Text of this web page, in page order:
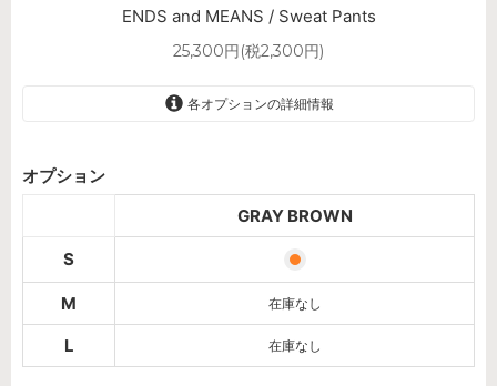
ENDS and MEANS / Sweat Pants
25,300円(税2,300円)
各オプションの詳細情報
GRAY BROWN
SOLD OUT
GRAY BROWN
SOLD OUT
オプション
GRAY BROWN
S
M 在庫なし
L 在庫なし